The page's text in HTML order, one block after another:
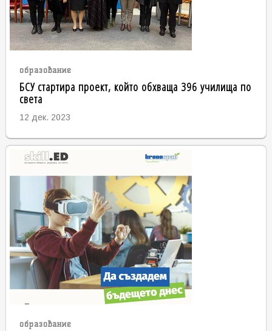
образование
БСУ стартира проект, който обхваща 396 училища по
света
12 дек. 2023
образование